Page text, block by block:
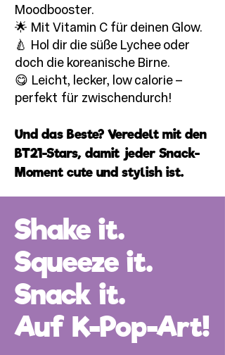
Moodbooster.
🌟 Mit Vitamin C für deinen Glow.
🍐 Hol dir die süße Lychee oder
doch die koreanische Birne.
😋 Leicht, lecker, low calorie –
perfekt für zwischendurch!
Und das Beste? Veredelt mit den
BT21-Stars, damit jeder Snack-
Moment cute und stylish ist.
Shake it.
Squeeze it.
Snack it.
Auf K-Pop-Art!